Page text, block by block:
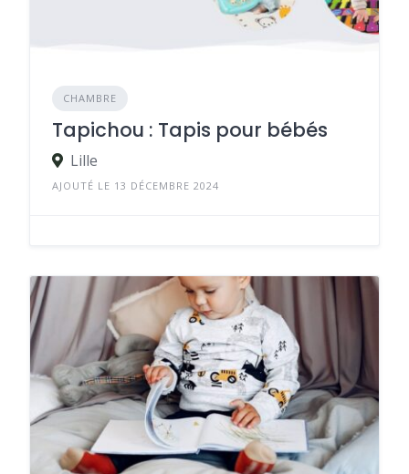
CHAMBRE
Tapichou : Tapis pour bébés
Lille
AJOUTÉ LE 13 DÉCEMBRE 2024